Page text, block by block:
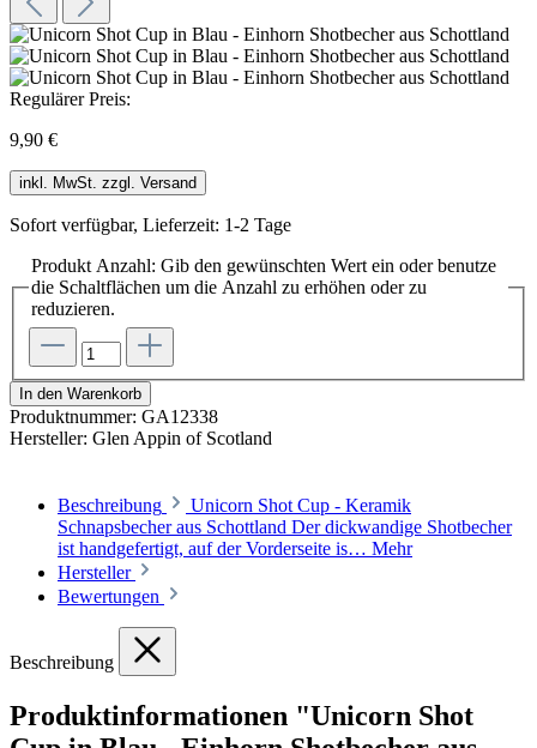
Regulärer Preis:
9,90 €
inkl. MwSt. zzgl. Versand
Sofort verfügbar, Lieferzeit: 1-2 Tage
Produkt Anzahl: Gib den gewünschten Wert ein oder benutze
die Schaltflächen um die Anzahl zu erhöhen oder zu
reduzieren.
In den Warenkorb
Produktnummer: GA12338
Hersteller: Glen Appin of Scotland
Beschreibung
Unicorn Shot Cup - Keramik
Schnapsbecher aus Schottland Der dickwandige Shotbecher
ist handgefertigt, auf der Vorderseite is… Mehr
Hersteller
Bewertungen
Beschreibung
Produktinformationen "Unicorn Shot